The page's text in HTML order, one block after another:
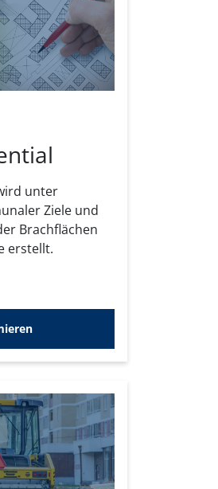
unter
Ziele und
Brachflächen
erstellt.